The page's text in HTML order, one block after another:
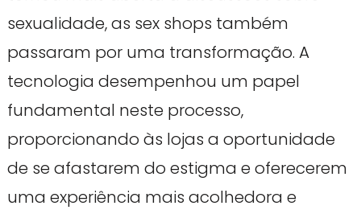
sexualidade, as sex shops também
passaram por uma transformação. A
tecnologia desempenhou um papel
fundamental neste processo,
proporcionando às lojas a oportunidade
de se afastarem do estigma e oferecerem
uma experiência mais acolhedora e